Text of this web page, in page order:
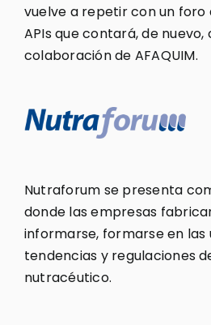
vuelve a repetir con un foro
APIs que contará, de nuevo,
colaboración de AFAQUIM.
Nutraforum se presenta
donde las empresas
informarse, formarse en las
tendencias y regulaciones
nutracéutico.